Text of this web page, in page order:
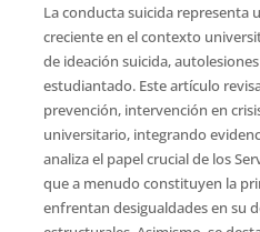
La conducta suicida representa
creciente en el contexto
de ideación suicida,
estudiantado. Este artículo
prevención, intervención en
universitario, integrando
analiza el papel crucial de los
que a menudo constituyen la
enfrentan desigualdades en su